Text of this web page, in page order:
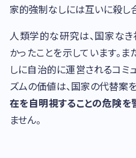
家的強制なしには互いに殺し
人類学的な研究は、国家な
かったことを示しています。
しに自治的に運営されるコミ
ズムの価値は、国家の代替案
在を自明視することの危険を
ません。